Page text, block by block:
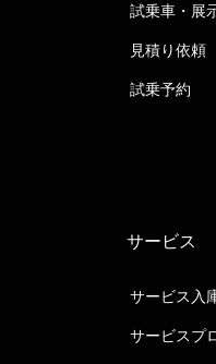
試乗車・展
見積り依頼
試乗予約
サービス
サービス入
サービスプ